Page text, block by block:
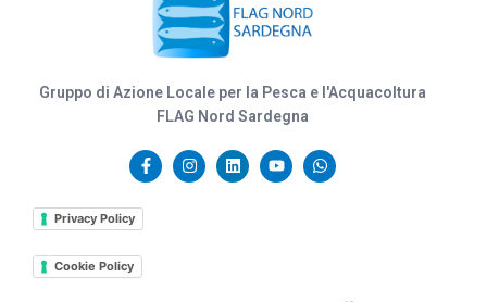
Gruppo di Azione Locale per la Pesca e l'Acquacoltura
FLAG Nord Sardegna
Privacy Policy
Cookie Policy